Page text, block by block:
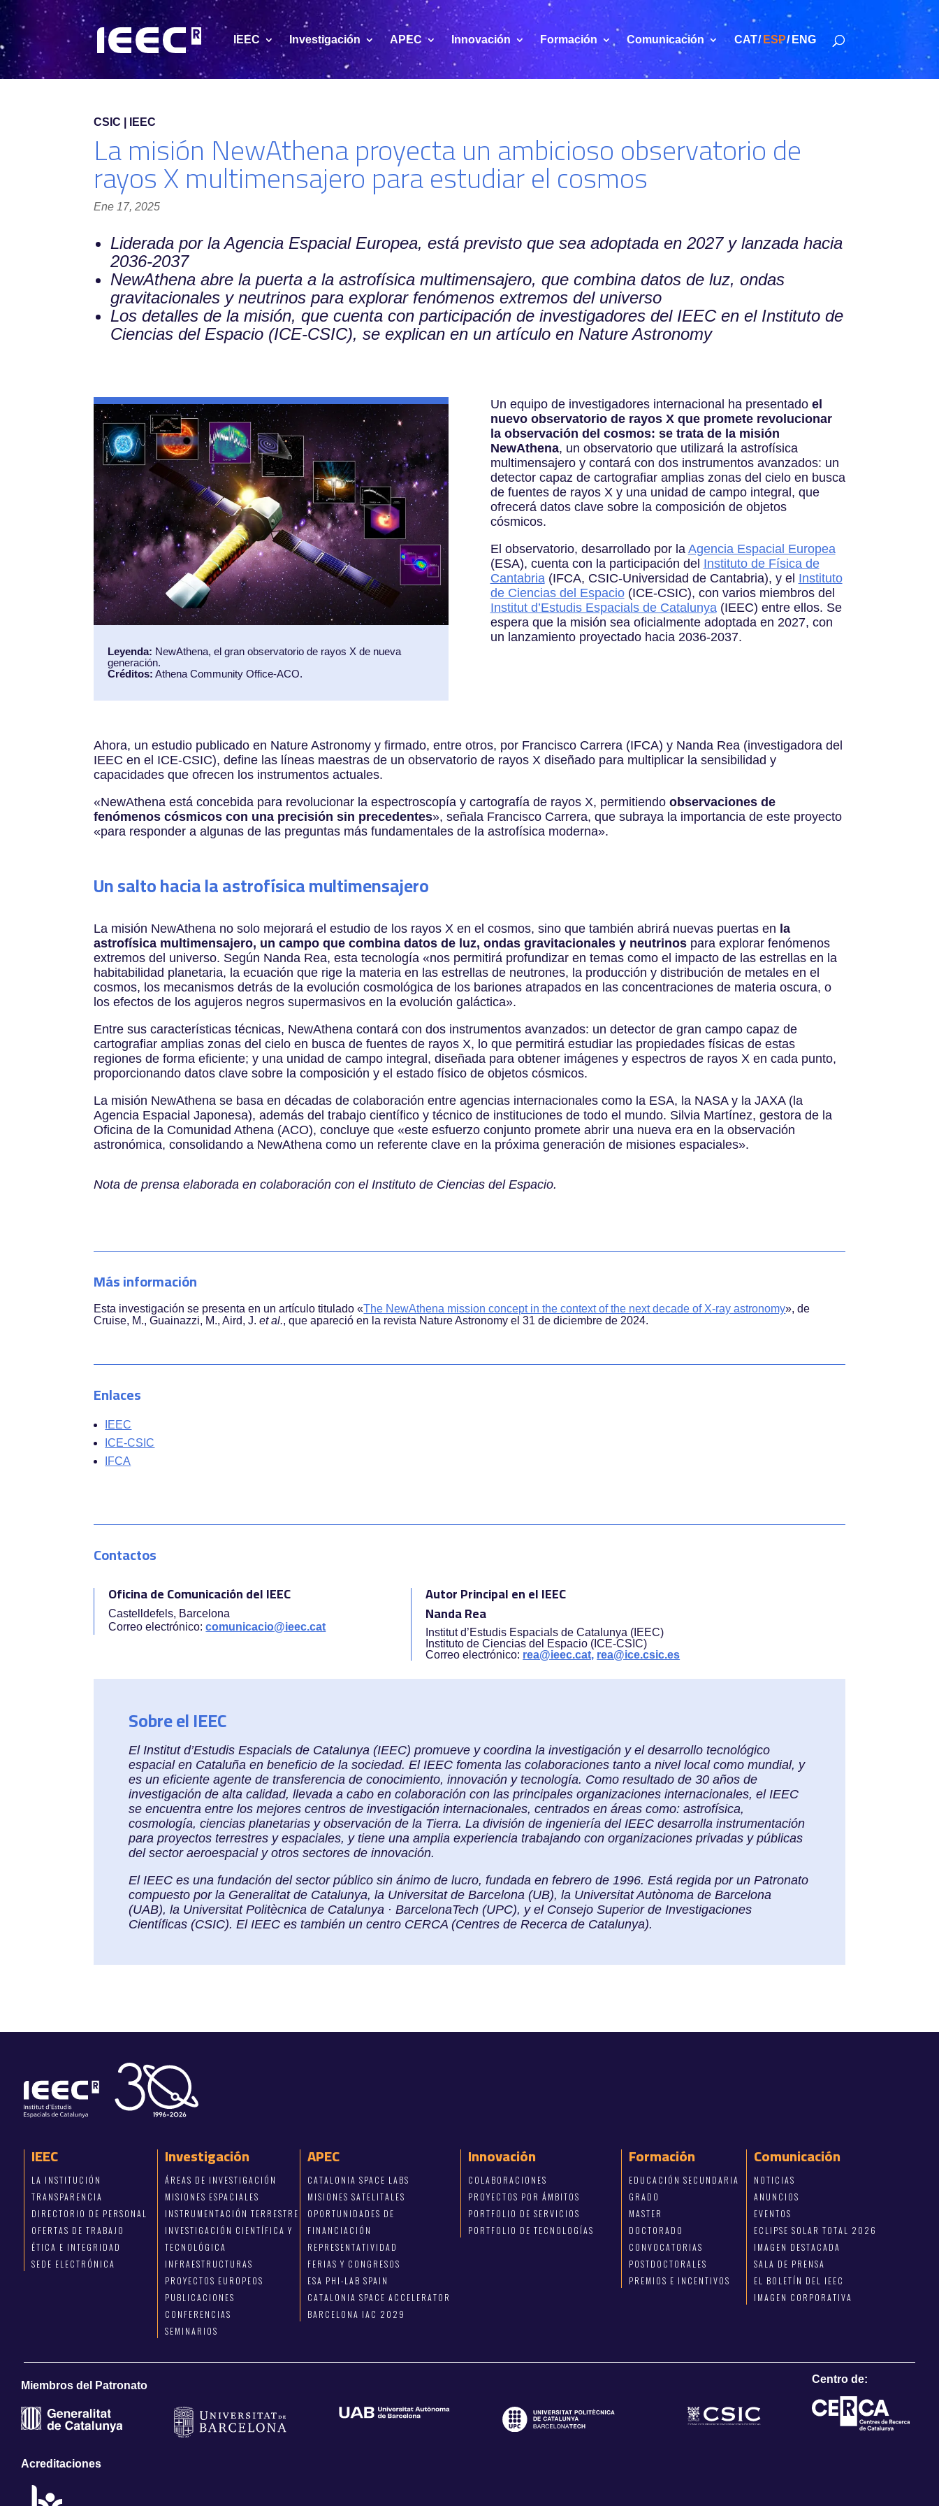
IEEC Investigación APEC Innovación Formación Comunicación CAT ESP ENG
CSIC | IEEC
La misión NewAthena proyecta un ambicioso observatorio de
rayos X multimensajero para estudiar el cosmos
Ene 17, 2025
Liderada por la Agencia Espacial Europea, está previsto que sea adoptada en 2027 y lanzada hacia
2036-2037
NewAthena abre la puerta a la astrofísica multimensajero, que combina datos de luz, ondas
gravitacionales y neutrinos para explorar fenómenos extremos del universo
Los detalles de la misión, que cuenta con participación de investigadores del IEEC en el Instituto de
Ciencias del Espacio (ICE-CSIC), se explican en un artículo en Nature Astronomy
Leyenda: NewAthena, el gran observatorio de rayos X de nueva
generación.
Créditos: Athena Community Office-ACO.
Un equipo de investigadores internacional ha presentado el
nuevo observatorio de rayos X que promete revolucionar
la observación del cosmos: se trata de la misión
NewAthena, un observatorio que utilizará la astrofísica
multimensajero y contará con dos instrumentos avanzados: un
detector capaz de cartografiar amplias zonas del cielo en busca
de fuentes de rayos X y una unidad de campo integral, que
ofrecerá datos clave sobre la composición de objetos
cósmicos.
El observatorio, desarrollado por la Agencia Espacial Europea
(ESA), cuenta con la participación del Instituto de Física de
Cantabria(IFCA, CSIC-Universidad de Cantabria), y el Instituto
de Ciencias del Espacio(ICE-CSIC), con varios miembros del
Institut d’Estudis Espacials de Catalunya(IEEC) entre ellos. Se
espera que la misión sea oficialmente adoptada en 2027, con
un lanzamiento proyectado hacia 2036-2037.
Ahora, un estudio publicado en Nature Astronomy y firmado, entre otros, por Francisco Carrera (IFCA) y Nanda Rea (investigadora del
IEEC en el ICE-CSIC), define las líneas maestras de un observatorio de rayos X diseñado para multiplicar la sensibilidad y
capacidades que ofrecen los instrumentos actuales.
«NewAthena está concebida para revolucionar la espectroscopía y cartografía de rayos X, permitiendoobservaciones de
fenómenos cósmicos con una precisión sin precedentes», señala Francisco Carrera, que subraya la importancia de este proyecto
«para responder a algunas de las preguntas más fundamentales de la astrofísica moderna».
Un salto hacia la astrofísica multimensajero
La misión NewAthena no solo mejorará el estudio de los rayos X en el cosmos, sino que también abrirá nuevas puertas en la
astrofísica multimensajero, un campo que combina datos de luz, ondas gravitacionales y neutrinos para explorar fenómenos
extremos del universo. Según Nanda Rea, esta tecnología«nos permitirá profundizar en temas como el impacto de las estrellas en la
habitabilidad planetaria, la ecuación que rige la materia en las estrellas de neutrones, la producción y distribución de metales en el
cosmos, los mecanismos detrás de la evolución cosmológica de los bariones atrapados en las concentraciones de materia oscura, o
los efectos de los agujeros negros supermasivos en la evolución galáctica».
Entre sus características técnicas, NewAthena contará con dos instrumentos avanzados: un detector de gran campo capaz de
cartografiar amplias zonas del cielo en busca de fuentes de rayos X, lo que permitirá estudiar las propiedades físicas de estas
regiones de forma eficiente; y una unidad de campo integral, diseñada para obtener imágenes y espectros de rayos X en cada punto,
proporcionando datos clave sobre la composición y el estado físico de objetos cósmicos.
La misión NewAthena se basa en décadas de colaboración entre agencias internacionales como la ESA, la NASA y la JAXA (la
Agencia Espacial Japonesa), además del trabajo científico y técnico de instituciones de todo el mundo. Silvia Martínez, gestora de la
Oficina de la Comunidad Athena (ACO), concluye que«este esfuerzo conjunto promete abrir una nueva era en la observación
astronómica, consolidando a NewAthena como un referente clave en la próxima generación de misiones espaciales».
Nota de prensa elaborada en colaboración con el Instituto de Ciencias del Espacio.
Más información
Esta investigación se presenta en un artículo titulado«The NewAthena mission concept in the context of the next decade of X-ray astronomy», de
Cruise, M., Guainazzi, M., Aird, J.et al., que apareció en la revista Nature Astronomy el 31 de diciembre de 2024.
Enlaces
IEEC
ICE-CSIC
IFCA
Contactos
Oficina de Comunicación del IEEC
Castelldefels, Barcelona
Correo electrónico:comunicacio@ieec.cat
Autor Principal en el IEEC
Nanda Rea
Institut d’Estudis Espacials de Catalunya (IEEC)
Instituto de Ciencias del Espacio (ICE-CSIC)
Correo electrónico: rea@ieec.cat, rea@ice.csic.es
Sobre el IEEC
El Institut d’Estudis Espacials de Catalunya (IEEC) promueve y coordina la investigación y el desarrollo tecnológico
espacial en Cataluña en beneficio de la sociedad. El IEEC fomenta las colaboraciones tanto a nivel local como mundial, y
es un eficiente agente de transferencia de conocimiento, innovación y tecnología. Como resultado de 30 años de
investigación de alta calidad, llevada a cabo en colaboración con las principales organizaciones internacionales, el IEEC
se encuentra entre los mejores centros de investigación internacionales, centrados en áreas como: astrofísica,
cosmología, ciencias planetarias y observación de la Tierra. La división de ingeniería del IEEC desarrolla instrumentación
para proyectos terrestres y espaciales, y tiene una amplia experiencia trabajando con organizaciones privadas y públicas
del sector aeroespacial y otros sectores de innovación.
El IEEC es una fundación del sector público sin ánimo de lucro, fundada en febrero de 1996. Está regida por un Patronato
compuesto por la Generalitat de Catalunya, la Universitat de Barcelona (UB), la Universitat Autònoma de Barcelona
(UAB), la Universitat Politècnica de Catalunya · BarcelonaTech (UPC), y el Consejo Superior de Investigaciones
Científicas (CSIC). El IEEC es también un centro CERCA (Centres de Recerca de Catalunya).
IEEC
LA INSTITUCIÓN
TRANSPARENCIA
DIRECTORIO DE PERSONAL
OFERTAS DE TRABAJO
ÉTICA E INTEGRIDAD
SEDE ELECTRÓNICA
Investigación
ÁREAS DE INVESTIGACIÓN
MISIONES ESPACIALES
INSTRUMENTACIÓN TERRESTRE
INVESTIGACIÓN CIENTÍFICA Y
TECNOLÓGICA
INFRAESTRUCTURAS
PROYECTOS EUROPEOS
PUBLICACIONES
CONFERENCIAS
SEMINARIOS
APEC
CATALONIA SPACE LABS
MISIONES SATELITALES
OPORTUNIDADES DE
FINANCIACIÓN
REPRESENTATIVIDAD
FERIAS Y CONGRESOS
ESA PHI-LAB SPAIN
CATALONIA SPACE ACCELERATOR
BARCELONA IAC 2029
Innovación
COLABORACIONES
PROYECTOS POR ÁMBITOS
PORTFOLIO DE SERVICIOS
PORTFOLIO DE TECNOLOGÍAS
Formación
EDUCACIÓN SECUNDARIA
GRADO
MASTER
DOCTORADO
CONVOCATORIAS
POSTDOCTORALES
PREMIOS E INCENTIVOS
Comunicación
NOTICIAS
ANUNCIOS
EVENTOS
ECLIPSE SOLAR TOTAL 2026
IMAGEN DESTACADA
SALA DE PRENSA
EL BOLETÍN DEL IEEC
IMAGEN CORPORATIVA
Miembros del Patronato
Centro de:
Acreditaciones